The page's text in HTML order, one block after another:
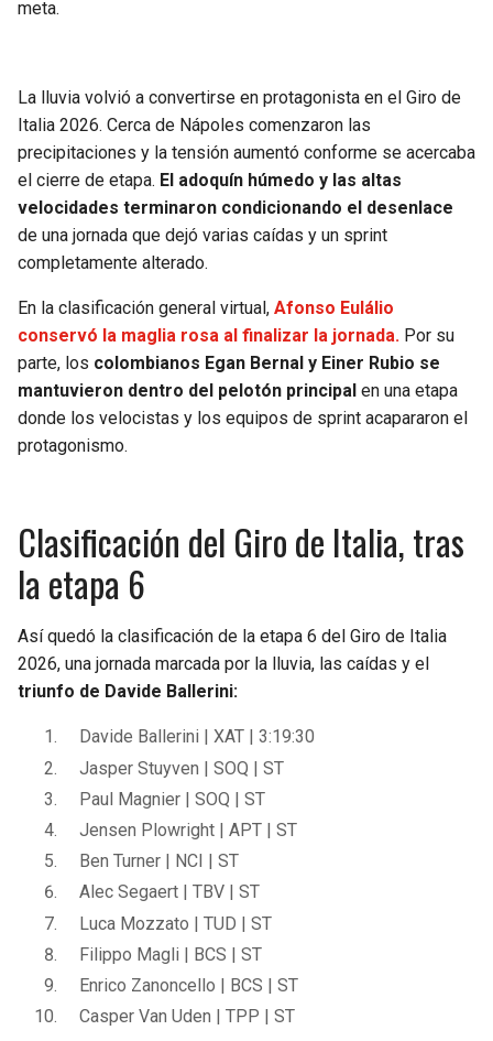
meta.
La lluvia volvió a convertirse en protagonista en el Giro de
Italia 2026. Cerca de Nápoles comenzaron las
precipitaciones y la tensión aumentó conforme se acercaba
el cierre de etapa. El adoquín húmedo y las altas
velocidades terminaron condicionando el desenlace
de una jornada que dejó varias caídas y un sprint
completamente alterado.
En la clasificación general virtual, Afonso Eulálio
conservó la maglia rosa al finalizar la jornada. Por su
parte, los colombianos Egan Bernal y Einer Rubio se
mantuvieron dentro del pelotón principal en una etapa
donde los velocistas y los equipos de sprint acapararon el
protagonismo.
Clasificación del Giro de Italia, tras
la etapa 6
Así quedó la clasificación de la etapa 6 del Giro de Italia
2026, una jornada marcada por la lluvia, las caídas y el
triunfo de Davide Ballerini:
Davide Ballerini | XAT | 3:19:30
Jasper Stuyven | SOQ | ST
Paul Magnier | SOQ | ST
Jensen Plowright | APT | ST
Ben Turner | NCI | ST
Alec Segaert | TBV | ST
Luca Mozzato | TUD | ST
Filippo Magli | BCS | ST
Enrico Zanoncello | BCS | ST
Casper Van Uden | TPP | ST